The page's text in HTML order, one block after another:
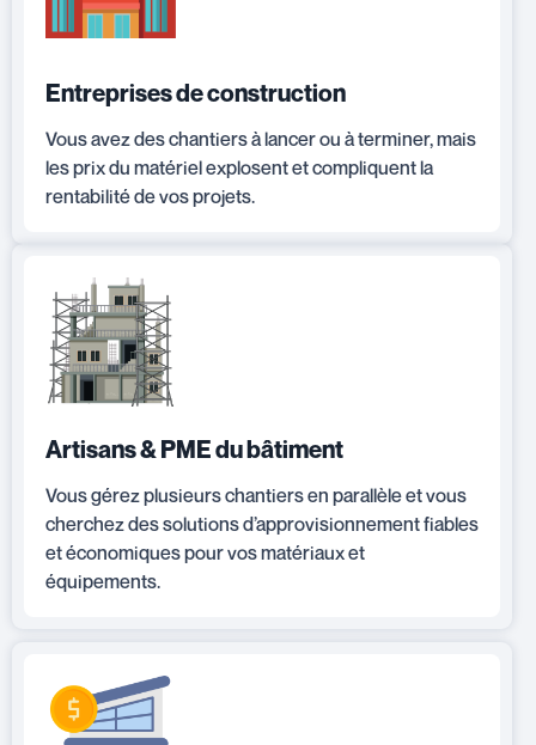
Entreprises de construction
Vous avez des chantiers à lancer ou à terminer, mais
les prix du matériel explosent et compliquent la
rentabilité de vos projets.
Artisans & PME du bâtiment
Vous gérez plusieurs chantiers en parallèle et vous
cherchez des solutions d’approvisionnement fiables
et économiques pour vos matériaux et
équipements.